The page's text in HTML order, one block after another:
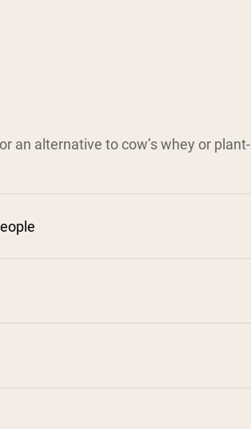
an alternative to cow’s whey or